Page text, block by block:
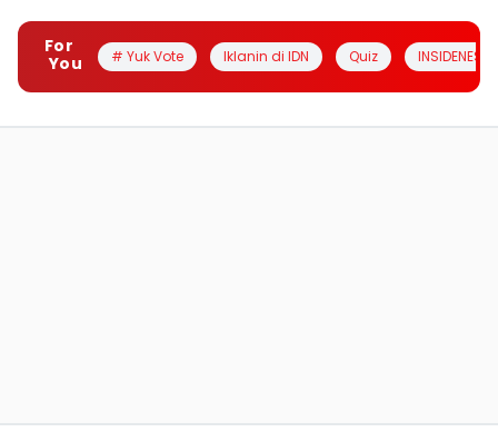
For
You
# Yuk Vote Iklanin di IDN Quiz INSIDENESIA